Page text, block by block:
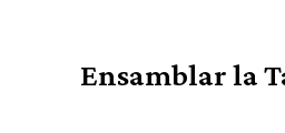
Ensamblar la